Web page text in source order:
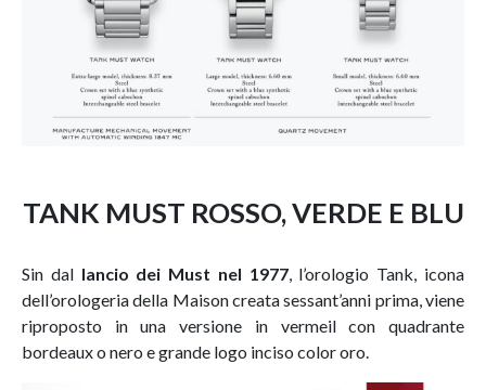
TANK MUST ROSSO, VERDE E BLU
Sin dal lancio dei Must nel 1977, l’orologio Tank, icona
dell’orologeria della Maison creata sessant’anni prima, viene
riproposto in una versione in vermeil con quadrante
bordeaux o nero e grande logo inciso color oro.